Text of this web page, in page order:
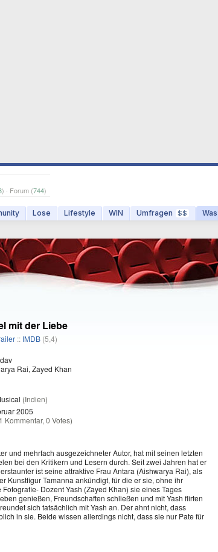
) · Forum (744)
Lose Lifestyle WIN Umfragen $$
mit der Liebe
:: IMDB (5,4)
Rai, Zayed Khan
(Indien)
2005
Kommentar, 0 Votes)
und mehrfach ausgezeichneter Autor, hat mit seinen letzten
bei den Kritikern und Lesern durch. Seit zwei Jahren hat er
ist seine attraktive Frau Antara (Aishwarya Rai), als
Kunstfigur Tamanna ankündigt, für die er sie, ohne ihr
Dozent Yash (Zayed Khan) sie eines Tages
genießen, Freundschaften schließen und mit Yash flirten
sich tatsächlich mit Yash an. Der ahnt nicht, dass
in sie. Beide wissen allerdings nicht, dass sie nur Pate für